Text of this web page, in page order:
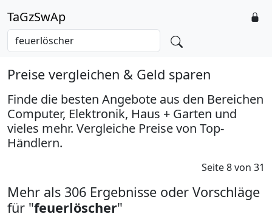
TaGzSwAp
Preise vergleichen & Geld sparen
Finde die besten Angebote aus den Bereichen
Computer, Elektronik, Haus + Garten und
vieles mehr. Vergleiche Preise von Top-
Händlern.
Seite 8 von 31
Mehr als 306 Ergebnisse oder Vorschläge
für "feuerlöscher"